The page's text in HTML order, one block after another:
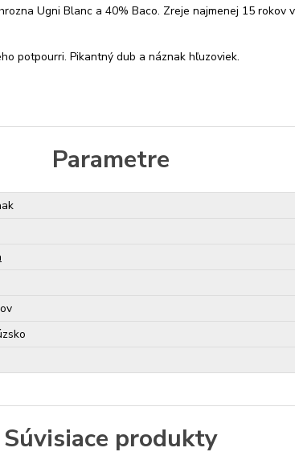
Ugni Blanc a 40% Baco. Zreje najmenej 15 rokov
potpourri. Pikantný dub a náznak hľuzoviek.
Parametre
Súvisiace produkty